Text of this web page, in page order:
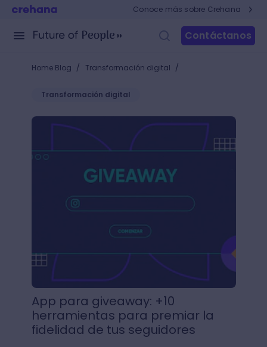
Conoce más sobre Crehana
Contáctanos
Home Blog / Transformación digital /
Transformación digital
App para giveaway: +10 herramientas para
App para giveaway: +10
herramientas para premiar la
fidelidad de tus seguidores